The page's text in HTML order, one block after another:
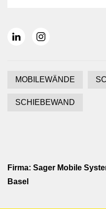
MOBILEWÄNDE
SCHIEBEWAND
Firma: Sager Mobile
Basel